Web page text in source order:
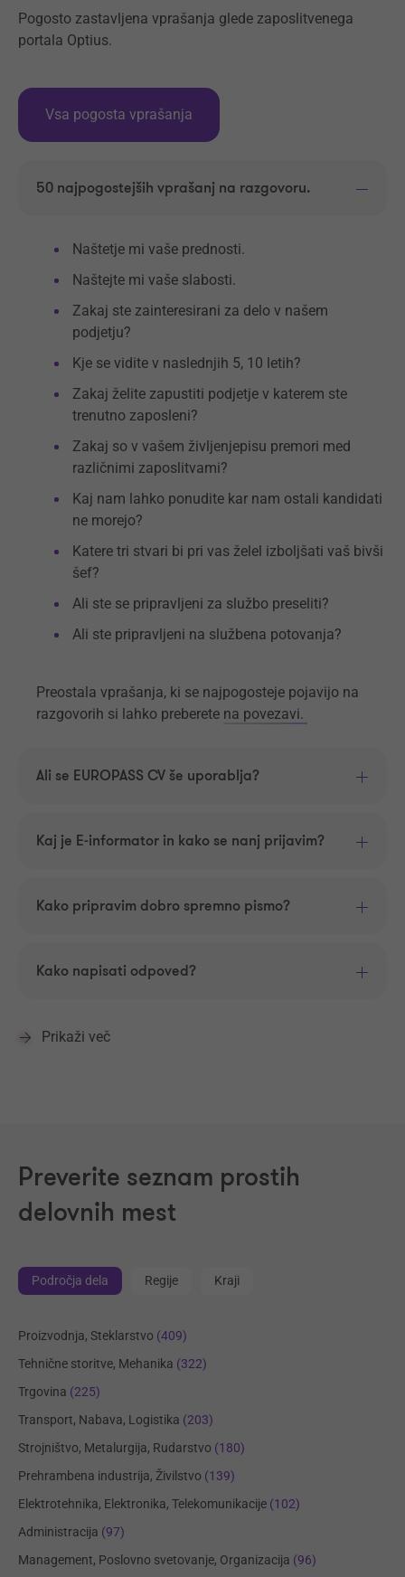
Pogosto zastavljena vprašanja glede zaposlitvenega
portala Optius.
Vsa pogosta vprašanja
50 najpogostejših vprašanj na razgovoru.
Naštetje mi vaše prednosti.
Naštejte mi vaše slabosti.
Zakaj ste zainteresirani za delo v našem
podjetju?
Kje se vidite v naslednjih 5, 10 letih?
Zakaj želite zapustiti podjetje v katerem ste
trenutno zaposleni?
Zakaj so v vašem življenjepisu premori med
različnimi zaposlitvami?
Kaj nam lahko ponudite kar nam ostali kandidati
ne morejo?
Katere tri stvari bi pri vas želel izboljšati vaš bivši
šef?
Ali ste se pripravljeni za službo preseliti?
Ali ste pripravljeni na službena potovanja?
Preostala vprašanja, ki se najpogosteje pojavijo na
razgovorih si lahko preberete na povezavi.
Ali se EUROPASS CV še uporablja?
Kaj je E-informator in kako se nanj prijavim?
Kako pripravim dobro spremno pismo?
Kako napisati odpoved?
Prikaži več
Preverite seznam prostih
delovnih mest
Področja dela Regije Kraji
Proizvodnja, Steklarstvo (409)
Tehnične storitve, Mehanika (322)
Trgovina (225)
Transport, Nabava, Logistika (203)
Strojništvo, Metalurgija, Rudarstvo (180)
Prehrambena industrija, Živilstvo (139)
Elektrotehnika, Elektronika, Telekomunikacije (102)
Administracija (97)
Management, Poslovno svetovanje, Organizacija (96)